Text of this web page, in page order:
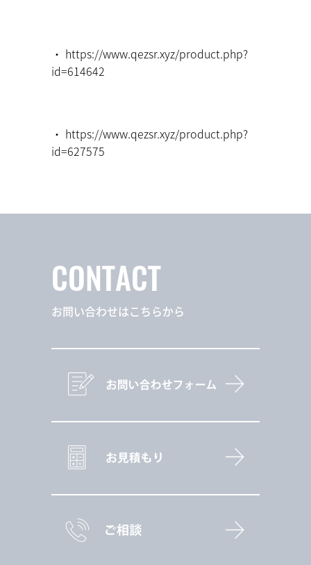
・ https://www.qezsr.xyz/product.php?
id=614642
・ https://www.qezsr.xyz/product.php?
id=627575
CONTACT
お問い合わせはこちらから